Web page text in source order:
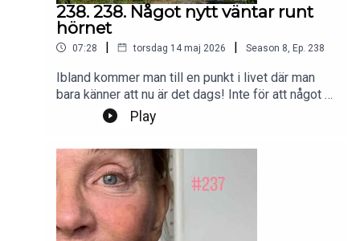
238. 238. Något nytt väntar runt
hörnet
07:28 | torsdag 14 maj 2026 | Season 8, Ep. 238
Ibland kommer man till en punkt i livet där man
bara känner att nu är det dags! Inte för att något är
fel, utan för att något nytt väntar runt hörnet.Foto:
PrivatProduktion, redigering och klipp: Heli
BrewitzMusik: Lic. NEO SoundsKontakt podcast:
jagarmodig@gmail.comFölj oss:
instagram.com/jagarmodig/
Play